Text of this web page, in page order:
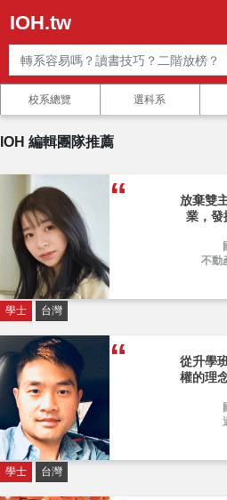
IOH.tw
校系總覽 選科系
IOH 編輯團隊推薦
放棄雙
業，發
不動
學士 台灣
從升學
權的理
學士 台灣